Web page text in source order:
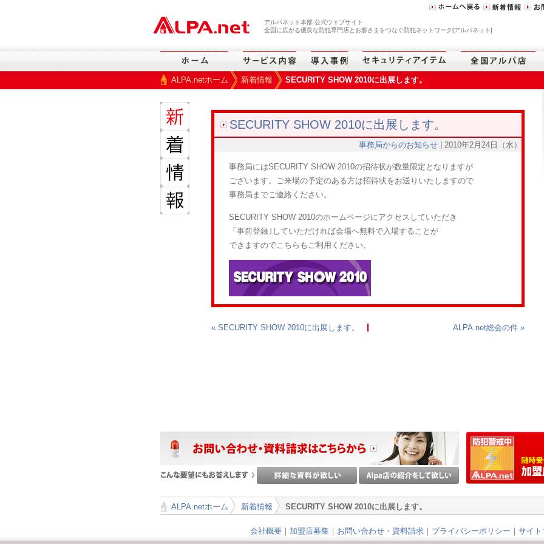
アルパネット本部 公式ウェブサイト
全国に広がる優良な防犯専門店とお客さまをつなぐ防犯ネットワーク[アルパネット]
ALPA.netホーム
新着情報
SECURITY SHOW 2010に出展します。
SECURITY SHOW 2010に出展します。
事務局からのお知らせ | 2010年2月24日（水）
事務局にはSECURITY SHOW 2010の招待状が数量限定となりますが
ございます。ご来場の予定のある方は招待状をお送りいたしますので
事務局までご連絡ください。
SECURITY SHOW 2010のホームページにアクセスしていただき
「事前登録｣していただければ会場へ無料で入場することが
できますのでこちらもご利用ください。
« SECURITY SHOW 2010に出展します。 ALPA.net総会の件 »
ALPA.netホーム
新着情報
SECURITY SHOW 2010に出展します。
会社概要 ｜ 加盟店募集 ｜ お問い合わせ・資料請求 ｜ プライバシーポリシー ｜ サイト